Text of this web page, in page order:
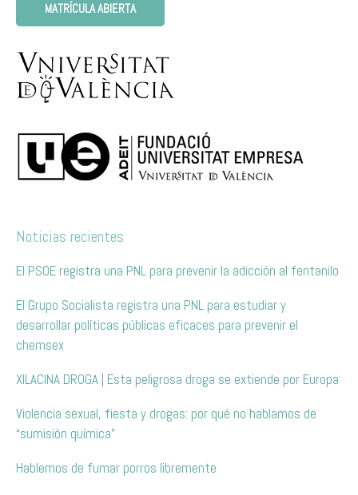
MATRÍCULA ABIERTA
Noticias recientes
El PSOE registra una PNL para prevenir la adicción al fentanilo
El Grupo Socialista registra una PNL para estudiar y
desarrollar políticas públicas eficaces para prevenir el
chemsex
XILACINA DROGA | Esta peligrosa droga se extiende por Europa
Violencia sexual, fiesta y drogas: por qué no hablamos de
“sumisión química”
Hablemos de fumar porros libremente